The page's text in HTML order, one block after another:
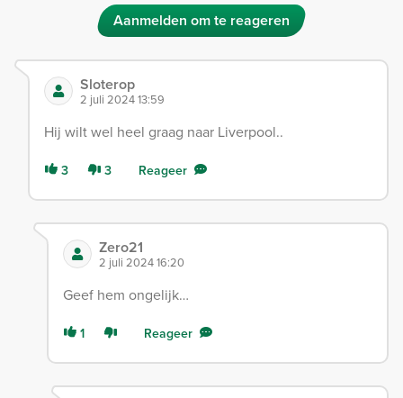
Aanmelden om te reageren
Sloterop
2 juli 2024 13:59
Hij wilt wel heel graag naar Liverpool..
3 3 Reageer
Zero21
2 juli 2024 16:20
Geef hem ongelijk…
1 Reageer